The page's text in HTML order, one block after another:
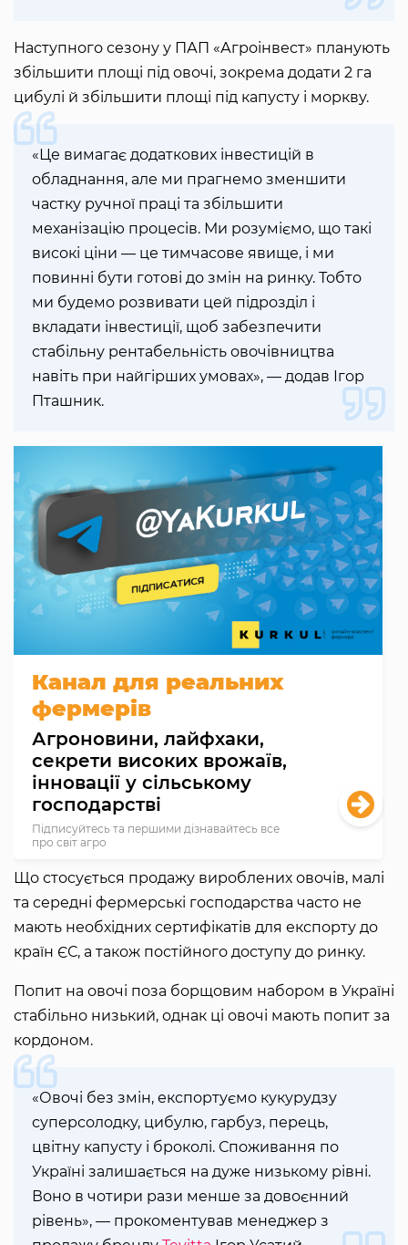
Наступного сезону у ПАП «Агроінвест» планують
збільшити площі під овочі, зокрема додати 2 га
цибулі й збільшити площі під капусту і моркву.
«Це вимагає додаткових інвестицій в
обладнання, але ми прагнемо зменшити
частку ручної праці та збільшити
механізацію процесів. Ми розуміємо, що такі
високі ціни — це тимчасове явище, і ми
повинні бути готові до змін на ринку. Тобто
ми будемо розвивати цей підрозділ і
вкладати інвестиції, щоб забезпечити
стабільну рентабельність овочівництва
навіть при найгірших умовах», — додав Ігор
Пташник.
Канал для реальних
фермерів
Агроновини, лайфхаки,
секрети високих врожаїв,
інновації у сільському
господарстві
Підписуйтесь та першими дізнавайтесь все
про світ агро
Що стосується продажу вироблених овочів, малі
та середні фермерські господарства часто не
мають необхідних сертифікатів для експорту до
країн ЄС, а також постійного доступу до ринку.
Попит на овочі поза борщовим набором в Україні
стабільно низький, однак ці овочі мають попит за
кордоном.
«Овочі без змін, експортуємо кукурудзу
суперсолодку, цибулю, гарбуз, перець,
цвітну капусту і броколі. Споживання по
Україні залишається на дуже низькому рівні.
Воно в чотири рази менше за довоєнний
рівень», — прокоментував менеджер з